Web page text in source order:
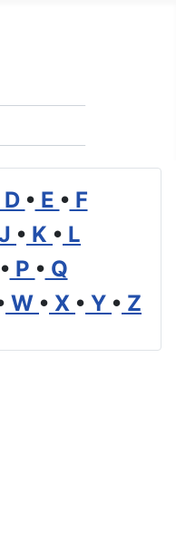
D • E • F
• K • L
• P • Q
W • X • Y • Z